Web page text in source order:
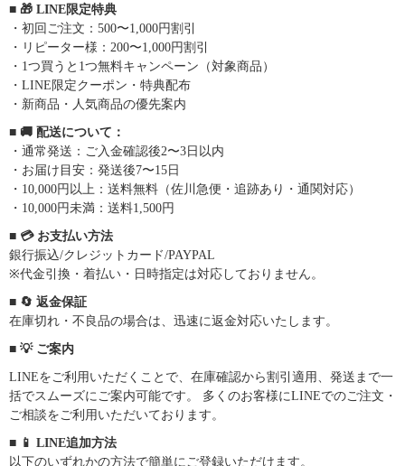
■ 🎁 LINE限定特典
・初回ご注文：500〜1,000円割引
・リピーター様：200〜1,000円割引
・1つ買うと1つ無料キャンペーン（対象商品）
・LINE限定クーポン・特典配布
・新商品・人気商品の優先案内
■ 🚚 配送について：
・通常発送：ご入金確認後2〜3日以内
・お届け目安：発送後7〜15日
・10,000円以上：送料無料（佐川急便・追跡あり・通関対応）
・10,000円未満：送料1,500円
■ 💳 お支払い方法
銀行振込/クレジットカード/PAYPAL
※代金引換・着払い・日時指定は対応しておりません。
■ 🔄 返金保証
在庫切れ・不良品の場合は、迅速に返金対応いたします。
■ 💡 ご案内
LINEをご利用いただくことで、在庫確認から割引適用、発送まで一
括でスムーズにご案内可能です。 多くのお客様にLINEでのご注文・
ご相談をご利用いただいております。
■ 📱 LINE追加方法
以下のいずれかの方法で簡単にご登録いただけます。